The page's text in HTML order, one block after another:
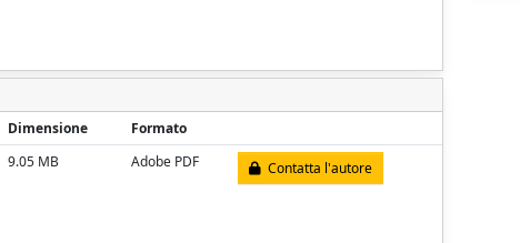
Dimensione
Formato
9.05 MB Adobe PDF Contatta l'autore